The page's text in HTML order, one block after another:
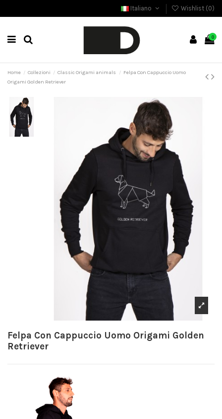
Italiano Wishlist (0)
0
Home Collezioni Classic Origami animals
Felpa Con Cappuccio Uomo
Origami Golden Retriever
Felpa Con Cappuccio Uomo Origami Golden
Retriever